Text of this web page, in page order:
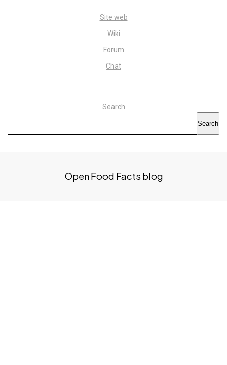
Site web
Wiki
Forum
Chat
Search
Search
Open Food Facts blog